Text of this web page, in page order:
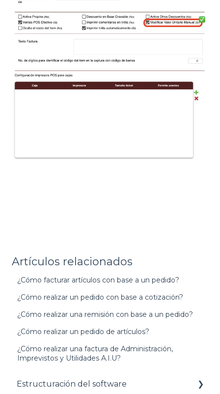
Artículos relacionados
¿Cómo facturar artículos con base a un pedido?
¿Cómo realizar un pedido con base a cotización?
¿Cómo realizar una remisión con base a un pedido?
¿Cómo realizar un pedido de artículos?
¿Cómo realizar una factura de Administración,
Imprevistos y Utilidades A.I.U?
Estructuración del software